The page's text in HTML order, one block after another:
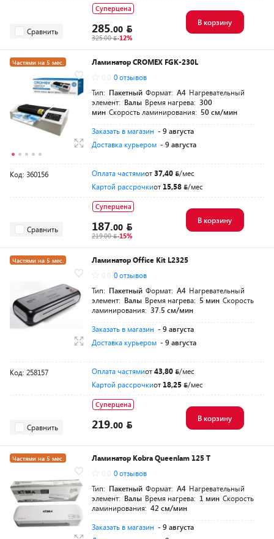
Сравнить
Суперцена
285.00
325.00 -12%
В корзину
Частями на 5 мес.
Ламинатор CROMEX FGK-230L
0 отзывов
Тип: Пакетный Формат: A4 Нагревательный
элемент: Валы Время нагрева: 300
мин Скорость ламинирования: 50 см/мин
Заказать в магазин - 9 августа
Доставка курьером - 9 августа
Код: 360156 Оплата частямиот37,40
/мес
Картой рассрочкиот 15,58 /мес
Сравнить
Суперцена
187.00
219.00 -15%
В корзину
Частями на 5 мес.
Ламинатор Office Kit L2325
0 отзывов
Тип: Пакетный Формат: A4 Нагревательный
элемент: Валы Время нагрева: 5 мин Скорость
ламинирования: 37.5 см/мин
Заказать в магазин - 9 августа
Доставка курьером - 9 августа
Код: 258157 Оплата частямиот43,80
/мес
Картой рассрочкиот 18,25 /мес
Сравнить
Суперцена
219.00
В корзину
Частями на 5 мес.
Ламинатор Kobra Queenlam 125 T
0 отзывов
Тип: Пакетный Формат: A4 Нагревательный
элемент: Валы Время нагрева: 1 мин Скорость
ламинирования: 42 см/мин
Заказать в магазин - 9 августа